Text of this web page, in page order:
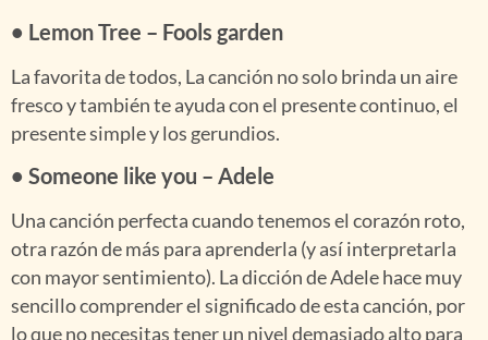
• Lemon Tree – Fools garden
La favorita de todos, La canción no solo brinda un aire
fresco y también te ayuda con el presente continuo, el
presente simple y los gerundios.
• Someone like you – Adele
Una canción perfecta cuando tenemos el corazón roto,
otra razón de más para aprenderla (y así interpretarla
con mayor sentimiento). La dicción de Adele hace muy
sencillo comprender el significado de esta canción, por
lo que no necesitas tener un nivel demasiado alto para